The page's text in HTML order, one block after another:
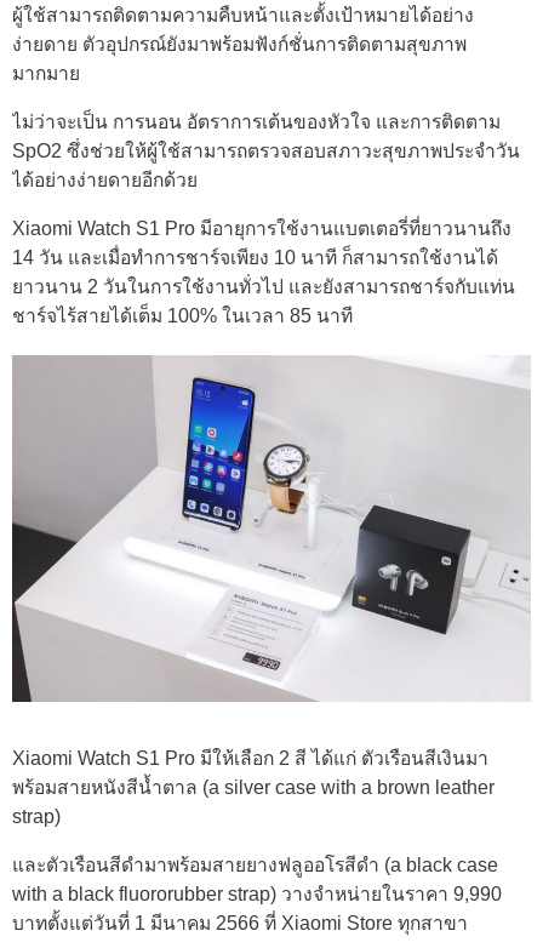
ผู้ใช้สามารถติดตามความคืบหน้าและตั้งเป้าหมายได้อย่าง
ง่ายดาย ตัวอุปกรณ์ยังมาพร้อมฟังก์ชั่นการติดตามสุขภาพ
มากมาย
ไม่ว่าจะเป็น การนอน อัตราการเต้นของหัวใจ และการติดตาม
SpO2 ซึ่งช่วยให้ผู้ใช้สามารถตรวจสอบสภาวะสุขภาพประจำวัน
ได้อย่างง่ายดายอีกด้วย
Xiaomi Watch S1 Pro มีอายุการใช้งานแบตเตอรี่ที่ยาวนานถึง
14 วัน และเมื่อทำการชาร์จเพียง 10 นาที ก็สามารถใช้งานได้
ยาวนาน 2 วันในการใช้งานทั่วไป และยังสามารถชาร์จกับแท่น
ชาร์จไร้สายได้เต็ม 100% ในเวลา 85 นาที
Xiaomi Watch S1 Pro มีให้เลือก 2 สี ได้แก่ ตัวเรือนสีเงินมา
พร้อมสายหนังสีน้ำตาล (a silver case with a brown leather
strap)
และตัวเรือนสีดำมาพร้อมสายยางฟลูออโรสีดำ (a black case
with a black fluororubber strap) วางจำหน่ายในราคา 9,990
บาทตั้งแต่วันที่ 1 มีนาคม 2566 ที่ Xiaomi Store ทุกสาขา